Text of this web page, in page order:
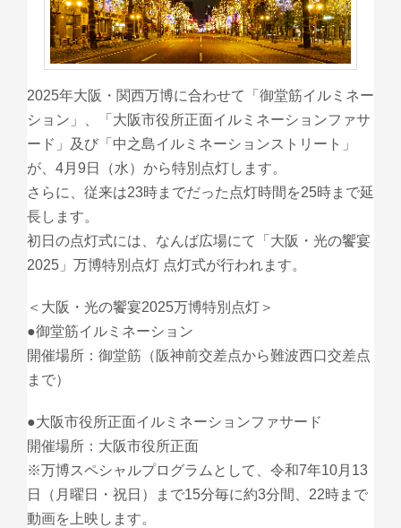
2025年大阪・関西万博に合わせて「御堂筋イルミネー
ション」、「大阪市役所正面イルミネーションファサ
ード」及び「中之島イルミネーションストリート」
が、4月9日（水）から特別点灯します。
さらに、従来は23時までだった点灯時間を25時まで延
長します。
初日の点灯式には、なんば広場にて「大阪・光の饗宴
2025」万博特別点灯 点灯式が行われます。
＜大阪・光の饗宴2025万博特別点灯＞
●御堂筋イルミネーション
開催場所：御堂筋（阪神前交差点から難波西口交差点
まで）
●大阪市役所正面イルミネーションファサード
開催場所：大阪市役所正面
※万博スペシャルプログラムとして、令和7年10月13
日（月曜日・祝日）まで15分毎に約3分間、22時まで
動画を上映します。